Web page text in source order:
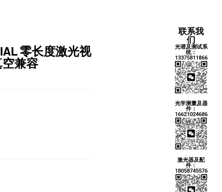
联系我
们
光谱及测试系
统：
13375811866
光学测量及器
件：
16621024686
激光器及配
件：
18058745576
零长度激光视
空兼容